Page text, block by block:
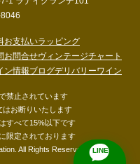
お支払いラッピング
お問合せヴィンテージチャート
ン情報ブログデリバリーワイン
禁止されています
はお断りいたします
すべて15%以下です
限定されております
All Rights Reserved.
LINE